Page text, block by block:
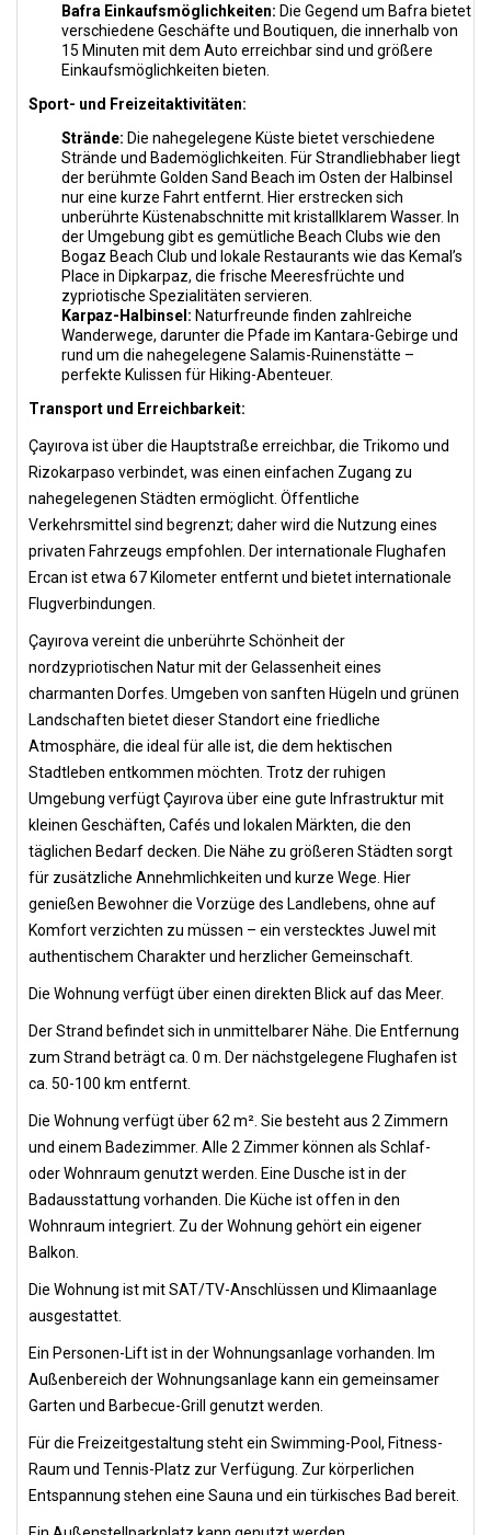
Bafra Einkaufsmöglichkeiten: Die Gegend um Bafra bietet
verschiedene Geschäfte und Boutiquen, die innerhalb von
15 Minuten mit dem Auto erreichbar sind und größere
Einkaufsmöglichkeiten bieten.
Sport- und Freizeitaktivitäten:
Strände: Die nahegelegene Küste bietet verschiedene
Strände und Bademöglichkeiten. Für Strandliebhaber liegt
der berühmte Golden Sand Beach im Osten der Halbinsel
nur eine kurze Fahrt entfernt. Hier erstrecken sich
unberührte Küstenabschnitte mit kristallklarem Wasser. In
der Umgebung gibt es gemütliche Beach Clubs wie den
Bogaz Beach Club und lokale Restaurants wie das Kemal’s
Place in Dipkarpaz, die frische Meeresfrüchte und
zypriotische Spezialitäten servieren.
Karpaz-Halbinsel: Naturfreunde finden zahlreiche
Wanderwege, darunter die Pfade im Kantara-Gebirge und
rund um die nahegelegene Salamis-Ruinenstätte –
perfekte Kulissen für Hiking-Abenteuer.
Transport und Erreichbarkeit:
Çayırova ist über die Hauptstraße erreichbar, die Trikomo und
Rizokarpaso verbindet, was einen einfachen Zugang zu
nahegelegenen Städten ermöglicht. Öffentliche
Verkehrsmittel sind begrenzt; daher wird die Nutzung eines
privaten Fahrzeugs empfohlen. Der internationale Flughafen
Ercan ist etwa 67 Kilometer entfernt und bietet internationale
Flugverbindungen.
Çayırova vereint die unberührte Schönheit der
nordzypriotischen Natur mit der Gelassenheit eines
charmanten Dorfes. Umgeben von sanften Hügeln und grünen
Landschaften bietet dieser Standort eine friedliche
Atmosphäre, die ideal für alle ist, die dem hektischen
Stadtleben entkommen möchten. Trotz der ruhigen
Umgebung verfügt Çayırova über eine gute Infrastruktur mit
kleinen Geschäften, Cafés und lokalen Märkten, die den
täglichen Bedarf decken. Die Nähe zu größeren Städten sorgt
für zusätzliche Annehmlichkeiten und kurze Wege. Hier
genießen Bewohner die Vorzüge des Landlebens, ohne auf
Komfort verzichten zu müssen – ein verstecktes Juwel mit
authentischem Charakter und herzlicher Gemeinschaft.
Die Wohnung verfügt über einen direkten Blick auf das Meer.
Der Strand befindet sich in unmittelbarer Nähe. Die Entfernung
zum Strand beträgt ca. 0 m. Der nächstgelegene Flughafen ist
ca. 50-100 km entfernt.
Die Wohnung verfügt über 62 m². Sie besteht aus 2 Zimmern
und einem Badezimmer. Alle 2 Zimmer können als Schlaf-
oder Wohnraum genutzt werden. Eine Dusche ist in der
Badausstattung vorhanden. Die Küche ist offen in den
Wohnraum integriert. Zu der Wohnung gehört ein eigener
Balkon.
Die Wohnung ist mit SAT/TV-Anschlüssen und Klimaanlage
ausgestattet.
Ein Personen-Lift ist in der Wohnungsanlage vorhanden. Im
Außenbereich der Wohnungsanlage kann ein gemeinsamer
Garten und Barbecue-Grill genutzt werden.
Für die Freizeitgestaltung steht ein Swimming-Pool, Fitness-
Raum und Tennis-Platz zur Verfügung. Zur körperlichen
Entspannung stehen eine Sauna und ein türkisches Bad bereit.